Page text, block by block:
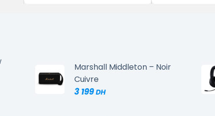
Marshall Middleton – Noir
Cuivre
3 199